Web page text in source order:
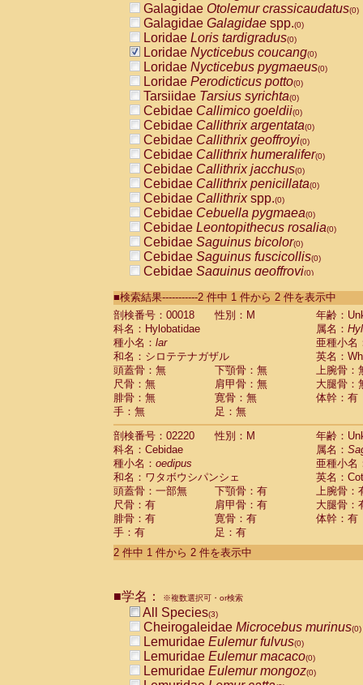
Galagidae Otolemur crassicaudatus(0)
Galagidae Galagidae spp.(0)
Loridae Loris tardigradus(0)
Loridae Nycticebus coucang(0)
Loridae Nycticebus pygmaeus(0)
Loridae Perodicticus potto(0)
Tarsiidae Tarsius syrichta(0)
Cebidae Callimico goeldii(0)
Cebidae Callithrix argentata(0)
Cebidae Callithrix geoffroyi(0)
Cebidae Callithrix humeralifer(0)
Cebidae Callithrix jacchus(0)
Cebidae Callithrix penicillata(0)
Cebidae Callithrixspp.(0)
Cebidae Cebuella pygmaea(0)
Cebidae Leontopithecus rosalia(0)
Cebidae Saguinus bicolor(0)
Cebidae Saguinus fuscicollis(0)
Cebidae Saguinus geoffroyi(0)
CebidaeSaguinus labiatus(0)
Cebidae Saguinus leucopus (0)
CebidaeSaguinus midas
Cebidae
CebidaeSaguinus nigricollis (0)
Cebidae Saguinus oedipus
Cebidae Saguinus weddelli
Cebidae Saguinusspp.
Cebidae Aotus trivirgatus
Cebidae Cebus albifrons
Cebidae
Cebidae
CebidaeCebus nigrivittatus
Cebidae Cebusspp.(0)
Cebidae Saimiri boliviensis
Cebidae Saimiri sciureus
Atelidae Alouatta caraya
AtelidaeAlouatta fusca
AtelidaeAlouatta seniculus
AtelidaeAteles belzebuth
AtelidaeAteles geoffroyi
AtelidaeAteles paniscus(0)
AtelidaeAtelesspp. (0)
AtelidaeLagothrix lagothricha
AtelidaeLagothrix lagothricha cana
PitheciidaeCacajao calvus
■検索結果-----------2 件中 1 件から 2 件を表示中
剖検番号：00018
性別：M
年齢：
科名：Hylobatidae
属名：
種小名： lar
亜種小名
和名：シロテテナガザル
英名：
頭蓋骨：無
下顎骨：無
上腕骨：
尺骨：無
肩甲骨：無
大腿骨：
腓骨：無
寛骨：無
体幹：有
手：無
足：無
剖検番号：02220
性別：M
年齢：
科名：Cebidae
属名：
種小名： oedipus
亜種小名
和名：ワタボウシパンシェ
英名：
頭蓋骨：一部無
下顎骨：有
上腕骨：
尺骨：有
肩甲骨：有
大腿骨：
腓骨：有
寛骨：有
体幹：有
手：有
足：有
2 件中 1 件から 2 件を表示中
■学名： ※複数選択可・or検索
All Species(3)
Cheirogaleidae Microcebus murinus(0)
Lemuridae Eulemur fulvus(0)
Lemuridae Eulemur macaco(0)
Lemuridae Eulemur mongoz(0)